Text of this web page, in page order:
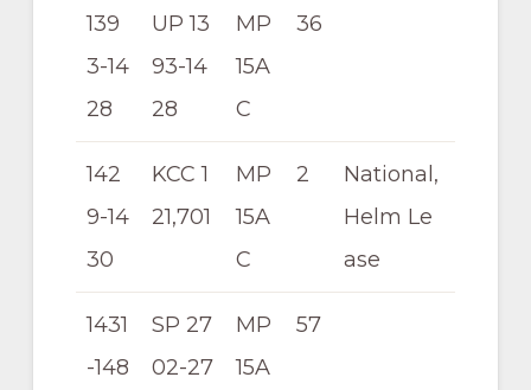
139
3-14
28
UP 13
93-14
28
MP
15A
C
36
142
9-14
30
KCC 1
21,701
MP
15A
C
2
National,
Helm Le
ase
1431
-148
SP 27
02-27
MP
15A
57